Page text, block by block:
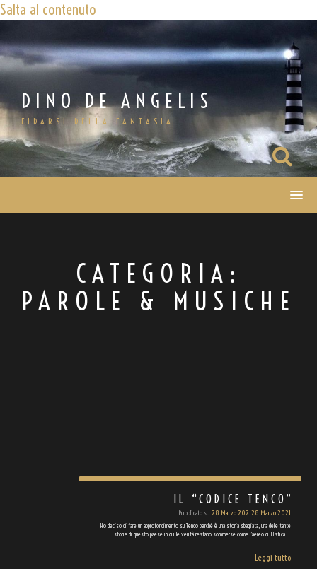
Salta al contenuto
DINO DE ANGELIS
FIDARSI DELLA FANTASIA
CATEGORIA:
PAROLE & MUSICHE
IL “CODICE TENCO”
Pubblicato su 28 Marzo 202128 Marzo 2021
Ho deciso di fare un approfondimento su Tenco perché è una storia sbagliata, una delle tante
storie di questo paese in cui le verità restano sommerse come l’aereo di Ustica.…
Leggi tutto